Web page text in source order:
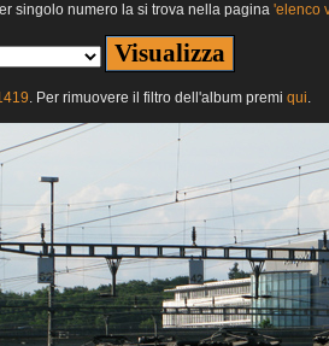
singolo numero la si trova nella pagina 'elenco
. Per rimuovere il filtro dell'album premi qui.